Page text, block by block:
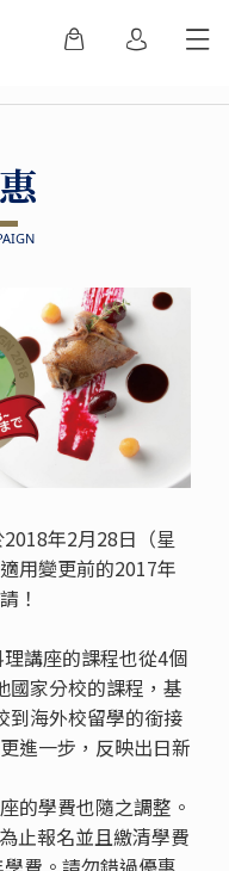
年2月28日（星
用變更前的2017年
！
講座的課程也從4個
國家分校的課程，基
到海外校留學的銜接
進一步，反映出日新
的學費也隨之調整。
止報名並且繳清學費